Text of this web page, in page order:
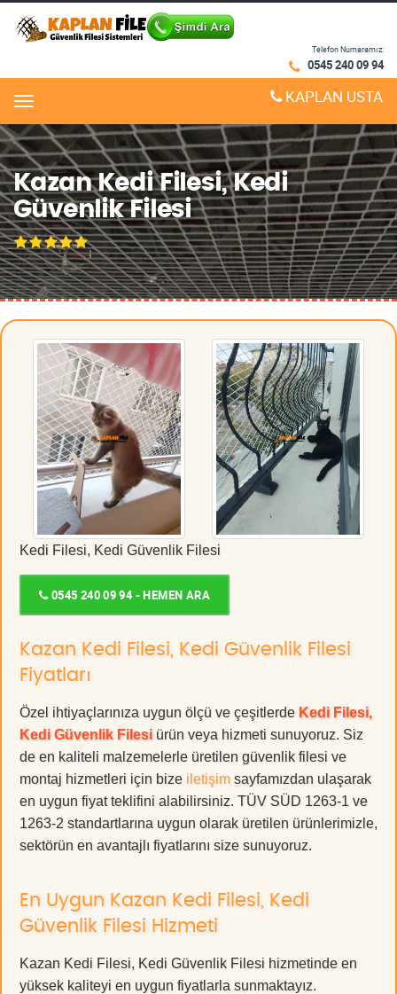
Telefon Numaramız:
0545 240 09 94
Menu KAPLAN USTA
Kazan Kedi Filesi, Kedi
Güvenlik Filesi
Kedi Filesi, Kedi Güvenlik Filesi
0545 240 09 94 - HEMEN ARA
Kazan Kedi Filesi, Kedi Güvenlik Filesi
Fiyatları
Özel ihtiyaçlarınıza uygun ölçü ve çeşitlerde Kedi Filesi,
Kedi Güvenlik Filesi ürün veya hizmeti sunuyoruz. Siz
de en kaliteli malzemelerle üretilen güvenlik filesi ve
montaj hizmetleri için bize iletişim sayfamızdan ulaşarak
en uygun fiyat teklifini alabilirsiniz. TÜV SÜD 1263-1 ve
1263-2 standartlarına uygun olarak üretilen ürünlerimizle,
sektörün en avantajlı fiyatlarını size sunuyoruz.
En Uygun Kazan Kedi Filesi, Kedi
Güvenlik Filesi Hizmeti
Kazan Kedi Filesi, Kedi Güvenlik Filesi hizmetinde en
yüksek kaliteyi en uygun fiyatlarla sunmaktayız.